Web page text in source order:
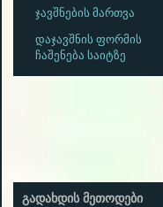
ჯავშნების მართვა
დაჯავშნის ფორმის
ჩაშენება საიტზე
ᲒᲐᲓᲐᲮᲓᲘᲡ ᲛᲔᲗᲝᲓᲔᲑᲘ